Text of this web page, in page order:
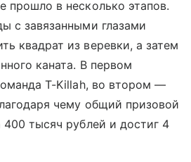
прошло в несколько этапов.
с завязанными глазами
квадрат из веревки, а затем
каната. В первом
T-Killah, во втором —
чему общий призовой
тысяч рублей и достиг 4